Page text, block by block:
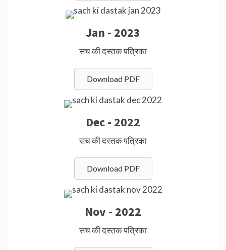
Jan - 2023
सच की दस्तक पत्रिका
Download PDF
Dec - 2022
सच की दस्तक पत्रिका
Download PDF
Nov - 2022
सच की दस्तक पत्रिका